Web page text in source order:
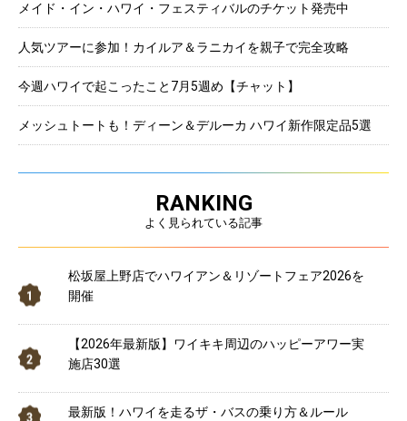
メイド・イン・ハワイ・フェスティバルのチケット発売中
人気ツアーに参加！カイルア＆ラニカイを親子で完全攻略
今週ハワイで起こったこと7月5週め【チャット】
メッシュトートも！ディーン＆デルーカ ハワイ新作限定品5選
RANKING
よく見られている記事
松坂屋上野店でハワイアン＆リゾートフェア2026を
開催
【2026年最新版】ワイキキ周辺のハッピーアワー実
施店30選
最新版！ハワイを走るザ・バスの乗り方＆ルール